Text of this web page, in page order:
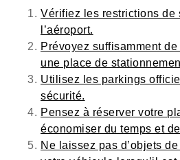
Vérifiez les restrictions de
l’aéroport.
Prévoyez suffisamment
une place de
Utilisez les parkings
sécurité.
Pensez à réserver votre
économiser du temps et
Ne laissez pas d’objets